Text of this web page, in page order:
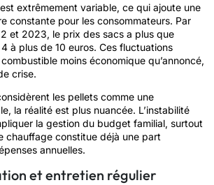
est extrêmement variable, ce qui ajoute une
constante pour les consommateurs. Par
et 2023, le prix des sacs a plus que
à plus de 10 euros. Ces fluctuations
moins économique qu’annoncé,
crise.
les pellets comme une
la réalité est plus nuancée. L’instabilité
la gestion du budget familial, surtout
chauffage constitue déjà une part
annuelles.
et entretien régulier